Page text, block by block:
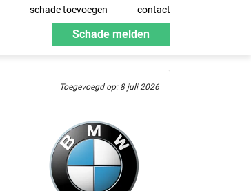
schade toevoegen contact
Schade melden
Toegevoegd op: 8 juli 2026